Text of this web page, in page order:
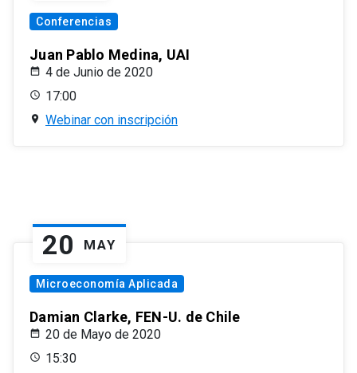
Conferencias
Juan Pablo Medina, UAI
4 de Junio de 2020
17:00
Webinar con inscripción
20 MAY
Microeconomía Aplicada
Damian Clarke, FEN-U. de Chile
20 de Mayo de 2020
15:30